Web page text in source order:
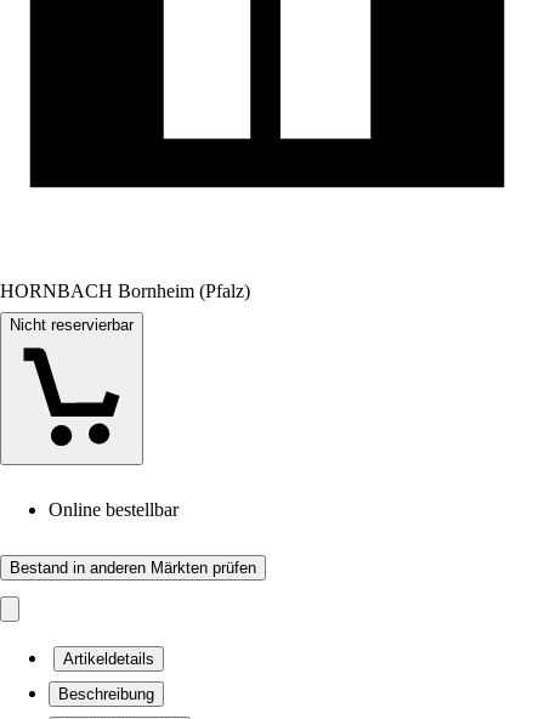
HORNBACH Bornheim (Pfalz)
Nicht reservierbar
Online bestellbar
Bestand in anderen Märkten prüfen
Artikeldetails
Beschreibung